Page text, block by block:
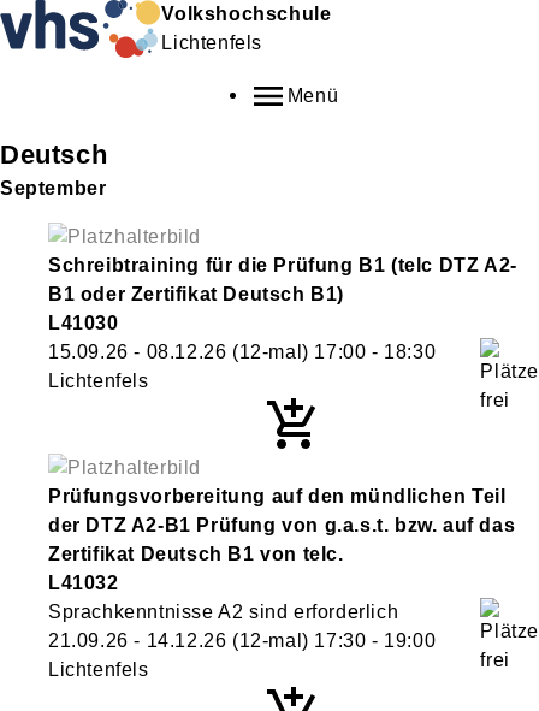
Volkshochschule
Lichtenfels
Menü
Deutsch
September
Schreibtraining für die Prüfung B1 (telc DTZ A2-
B1 oder Zertifikat Deutsch B1)
L41030
15.09.26 - 08.12.26 (12-mal) 17:00 - 18:30
Lichtenfels
Prüfungsvorbereitung auf den mündlichen Teil
der DTZ A2-B1 Prüfung von g.a.s.t. bzw. auf das
Zertifikat Deutsch B1 von telc.
L41032
Sprachkenntnisse A2 sind erforderlich
21.09.26 - 14.12.26 (12-mal) 17:30 - 19:00
Lichtenfels